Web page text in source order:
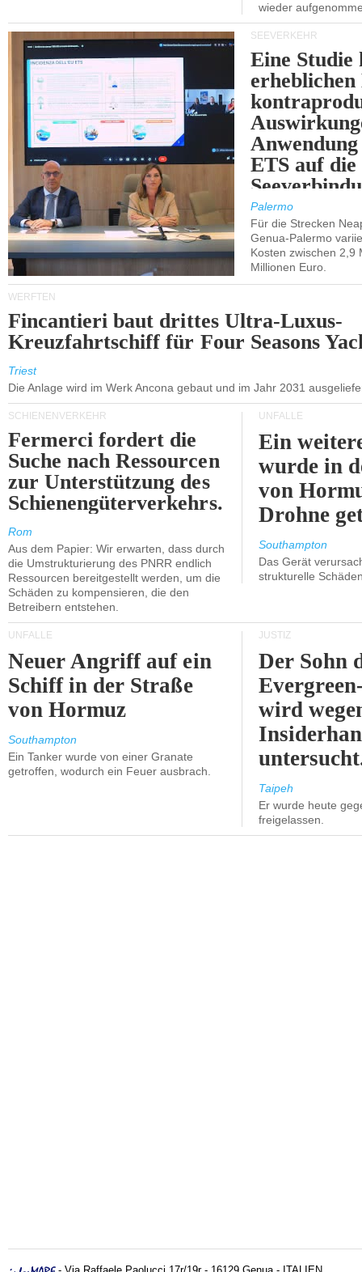
wieder
SEEVERKEHR
Eine Studie
ETS auf die
Palermo
Für die Strecken
Genua-Palermo
Kosten zwischen 2,9
Millionen Euro.
WERFTEN
Fincantieri baut drittes Ultra-Luxus-
Kreuzfahrtschiff für Four Seasons
Triest
Die Anlage wird im Werk Ancona gebaut und im Jahr 2031
SCHIENENVERKEHR
Fermerci fordert die
Suche nach Ressourcen
zur Unterstützung des
Schienengüterverkehrs.
Rom
Aus dem Papier: Wir erwarten, dass durch
die Umstrukturierung des PNRR endlich
Ressourcen bereitgestellt werden, um die
Schäden zu kompensieren, die den
Betreibern entstehen.
UNFÄLLE
Ein
wurde in
von
Drohne
Southampton
Das Gerät
strukturelle
UNFÄLLE
Neuer Angriff auf ein
Schiff in der Straße
von Hormuz
Southampton
Ein Tanker wurde von einer Granate
getroffen, wodurch ein Feuer ausbrach.
JUSTIZ
Der Sohn
wird
Taipeh
Er wurde heute
freigelassen.